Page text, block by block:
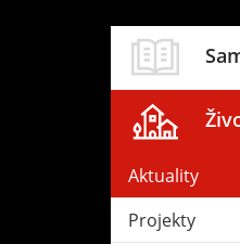
Aktuality
Projekty